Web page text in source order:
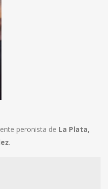
peronista de La Plata,
.